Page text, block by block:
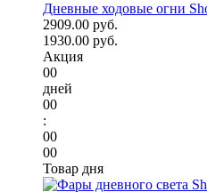
Дневные ходовые огни
2909.00 руб.
1930.00 руб.
Акция
00
дней
00
:
00
00
Товар дня